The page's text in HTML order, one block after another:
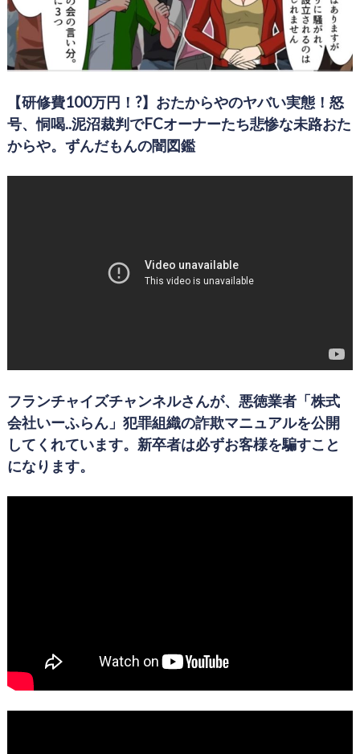
【研修費100万円！?】おたからやのヤバい実態！怒
号、恫喝..泥沼裁判でFCオーナーたち悲惨な未路おた
からや。ずんだもんの闇図鑑
フランチャイズチャンネルさんが、悪徳業者「株式
会社いーふらん」犯罪組織の詐欺マニュアルを公開
してくれています。新卒者は必ずお客様を騙すこと
になります。